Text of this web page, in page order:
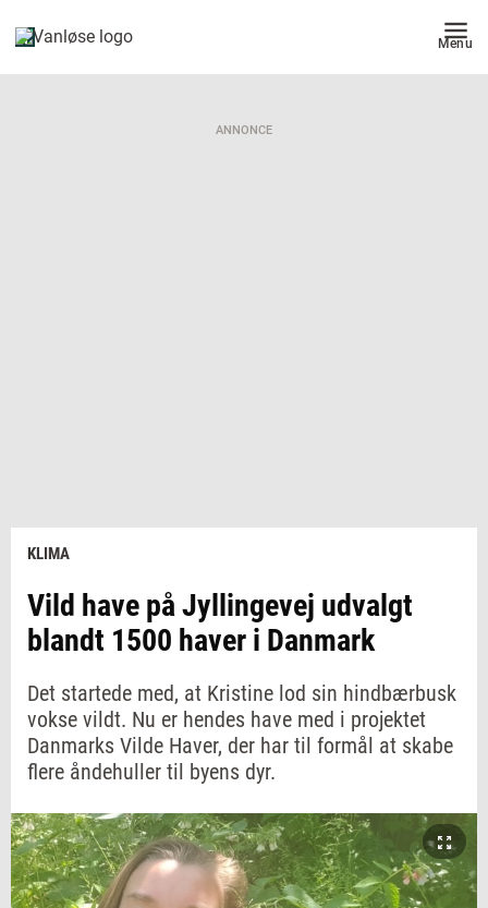
Menu
ANNONCE
KLIMA
Vild have på Jyllingevej udvalgt
blandt 1500 haver i Danmark
Det startede med, at Kristine lod sin hindbærbusk
vokse vildt. Nu er hendes have med i projektet
Danmarks Vilde Haver, der har til formål at skabe
flere åndehuller til byens dyr.